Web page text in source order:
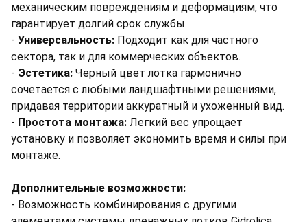
механическим повреждениям и деформациям, что
гарантирует долгий срок службы.
- Универсальность: Подходит как для частного
сектора, так и для коммерческих объектов.
- Эстетика: Черный цвет лотка гармонично
сочетается с любыми ландшафтными решениями,
придавая территории аккуратный и ухоженный вид.
- Простота монтажа: Легкий вес упрощает
установку и позволяет экономить время и силы при
монтаже.
Дополнительные возможности:
- Возможность комбинирования с другими